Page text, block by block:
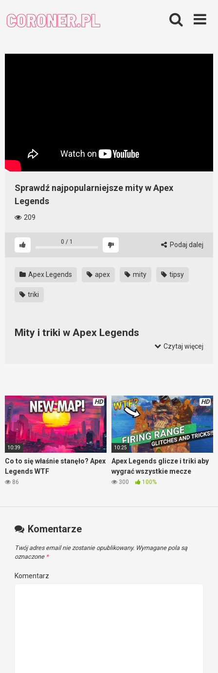
content
Sprawdź najpopularniejsze mity w Apex
Legends
209
0 / 1 Podaj dalej
Apex Legends apex mity tipsy
triki
Mity i triki w Apex Legends
Czytaj więcej
HD
10:39
Co to się właśnie stanęło? Apex
Legends WTF
86
HD
10:25
Apex Legends glicze i triki aby
wygrać wszystkie mecze
300 100%
Komentarze
Twój adres email nie zostanie opublikowany. Wymagane pola są
oznaczone *
Komentarz